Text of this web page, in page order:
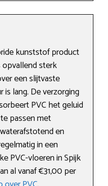
kunststof product
opvallend sterk
een slijtvaste
lang. De verzorging
PVC het geluid
passen met
en
in een
PVC-vloeren in Spijk
al vanaf €31,00 per